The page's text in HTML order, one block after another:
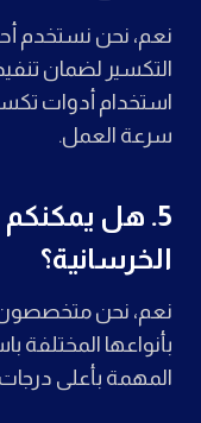
نعم، نحن نستخدم
التكسير لضمان
استخدام أدوات
سرعة العمل.
5. هل يمكنكم
الخرسانية؟
نعم، نحن متخصصون
بأنواعها
المهمة بأعلى